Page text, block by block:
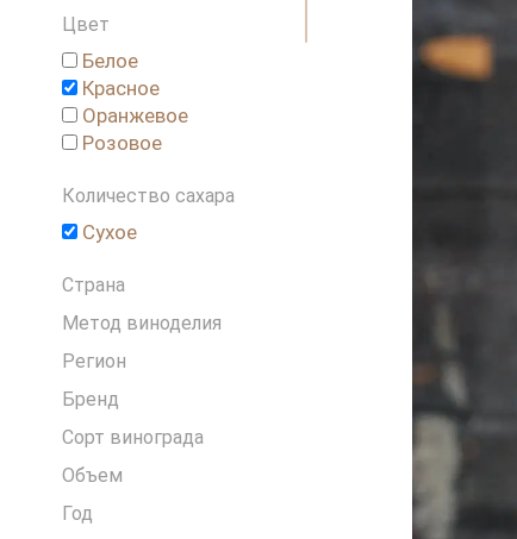
Венгрия
Германия
Греция
Грузия
Израиль
Италия
Ливан
Португалия
Россия
Словения
Франция
Чехия
Чили
ЮАР
Цвет
Белое
Красное
Оранжевое
Розовое
Количество сахара
Сухое
Страна
Метод виноделия
Регион
Бренд
Сорт винограда
Объем
Год